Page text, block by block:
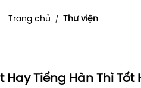
Trang chủ / Thư viện
Hay Tiếng Hàn Thì Tốt